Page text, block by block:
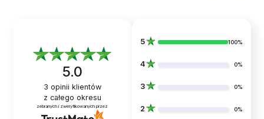
5.0
3 opinii klientów
z całego okresu
zebranych i zweryfikowanych przez
5 100%
4 0%
3 0%
2 0%